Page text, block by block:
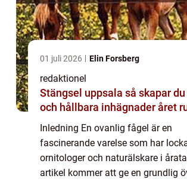
01 juli 2026 Elin Forsberg
redaktionel
Stängsel uppsala så skapar du säkra
och hållbara inhägnader året
Inledning En ovanlig fågel är en
fascinerande varelse som har
ornitologer och naturälskare i
artikel kommer att ge en grundlig